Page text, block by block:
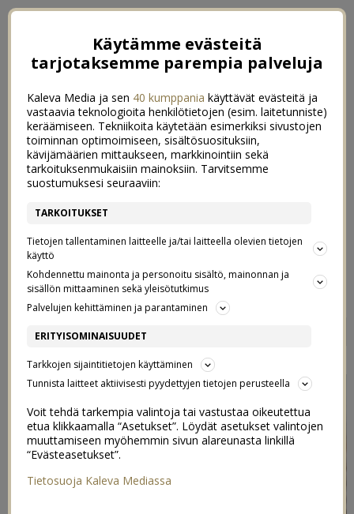
TALVI TÄLLAINEN
Käytämme evästeitä
tarjotaksemme parempia palveluja
Kaleva Media ja sen 40 kumppania käyttävät evästeitä ja
vastaavia teknologioita henkilötietojen (esim. laitetunniste)
keräämiseen. Tekniikoita käytetään esimerkiksi sivustojen
toiminnan optimoimiseen, sisältösuosituksiin,
kävijämäärien mittaukseen, markkinointiin sekä
tarkoituksenmukaisiin mainoksiin. Tarvitsemme
suostumuksesi seuraaviin:
TARKOITUKSET
Tietojen tallentaminen laitteelle ja/tai laitteella olevien tietojen
käyttö
Kohdennettu mainonta ja personoitu sisältö, mainonnan ja
sisällön mittaaminen sekä yleisötutkimus
Palvelujen kehittäminen ja parantaminen
ERITYISOMINAISUUDET
Tarkkojen sijaintitietojen käyttäminen
Tunnista laitteet aktiivisesti pyydettyjen tietojen perusteella
Voit tehdä tarkempia valintoja tai vastustaa oikeutettua
etua klikkaamalla “Asetukset”. Löydät asetukset valintojen
muuttamiseen myöhemmin sivun alareunasta linkillä
“Evästeasetukset”.
Tietosuoja Kaleva Mediassa